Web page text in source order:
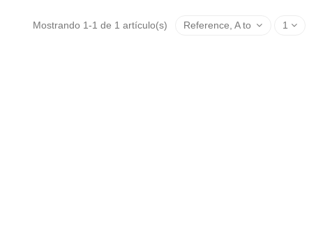
Mostrando 1-1 de 1 artículo(s) Reference, A to Z 1